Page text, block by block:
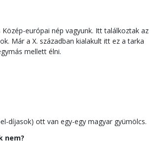
európai nép vagyunk. Itt találkoztak az
Már a X. században kialakult itt ez a tarka
mellett élni.
díjasok) ott van egy-egy magyar gyümölcs.
nem?